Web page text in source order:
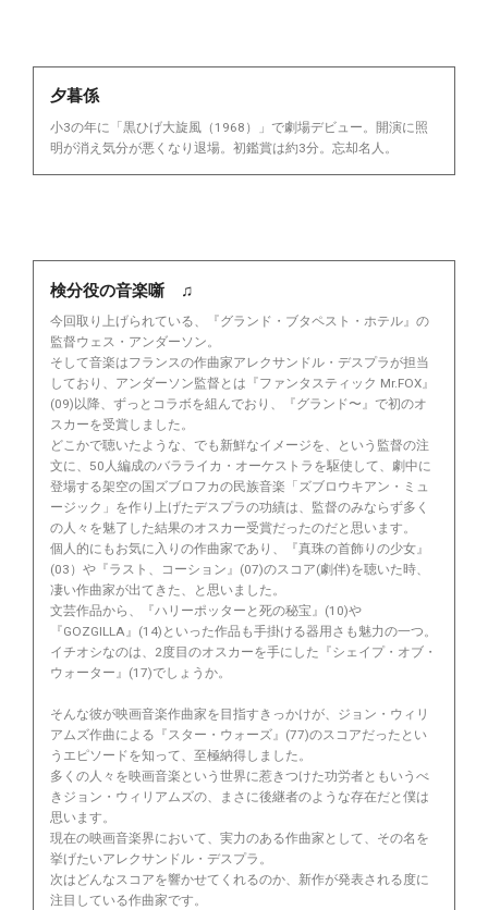
夕暮係
小3の年に「黒ひげ大旋風（1968）」で劇場デビュー。開演に照
明が消え気分が悪くなり退場。初鑑賞は約3分。忘却名人。
検分役の音楽噺 ♫
今回取り上げられている、『グランド・ブタペスト・ホテル』の
監督ウェス・アンダーソン。
そして音楽はフランスの作曲家アレクサンドル・デスプラが担当
しており、アンダーソン監督とは『ファンタスティック Mr.FOX』
(09)以降、ずっとコラボを組んでおり、『グランド〜』で初のオ
スカーを受賞しました。
どこかで聴いたような、でも新鮮なイメージを、という監督の注
文に、50人編成のバラライカ・オーケストラを駆使して、劇中に
登場する架空の国ズブロフカの民族音楽「ズブロウキアン・ミュ
ージック」を作り上げたデスプラの功績は、監督のみならず多く
の人々を魅了した結果のオスカー受賞だったのだと思います。
個人的にもお気に入りの作曲家であり、『真珠の首飾りの少女』
(03）や『ラスト、コーション』(07)のスコア(劇伴)を聴いた時、
凄い作曲家が出てきた、と思いました。
文芸作品から、『ハリーポッターと死の秘宝』(10)や
『GOZGILLA』(14)といった作品も手掛ける器用さも魅力の一つ。
イチオシなのは、2度目のオスカーを手にした『シェイプ・オブ・
ウォーター』(17)でしょうか。
そんな彼が映画音楽作曲家を目指すきっかけが、ジョン・ウィリ
アムズ作曲による『スター・ウォーズ』(77)のスコアだったとい
うエピソードを知って、至極納得しました。
多くの人々を映画音楽という世界に惹きつけた功労者ともいうべ
きジョン・ウィリアムズの、まさに後継者のような存在だと僕は
思います。
現在の映画音楽界において、実力のある作曲家として、その名を
挙げたいアレクサンドル・デスプラ。
次はどんなスコアを響かせてくれるのか、新作が発表される度に
注目している作曲家です。